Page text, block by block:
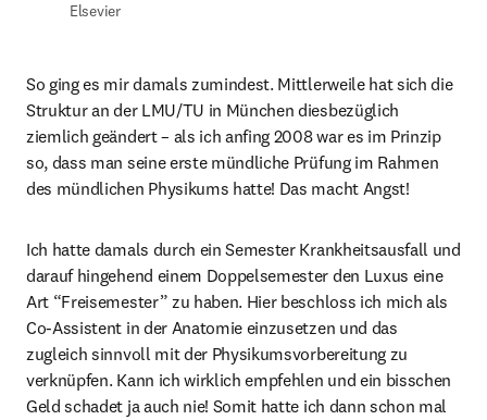
Elsevier
So ging es mir damals zumindest. Mittlerweile hat sich die
Struktur an der LMU/TU in München diesbezüglich
ziemlich geändert – als ich anfing 2008 war es im Prinzip
so, dass man seine erste mündliche Prüfung im Rahmen
des mündlichen Physikums hatte! Das macht Angst!
Ich hatte damals durch ein Semester Krankheitsausfall und
darauf hingehend einem Doppelsemester den Luxus eine
Art “Freisemester” zu haben. Hier beschloss ich mich als
Co-Assistent in der Anatomie einzusetzen und das
zugleich sinnvoll mit der Physikumsvorbereitung zu
verknüpfen. Kann ich wirklich empfehlen und ein bisschen
Geld schadet ja auch nie! Somit hatte ich dann schon mal